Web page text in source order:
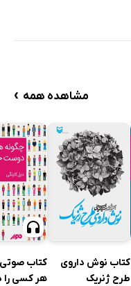
مشاهده همه ›
کتاب نوش داروی
طرح ژنریک
کتاب
هر کسی